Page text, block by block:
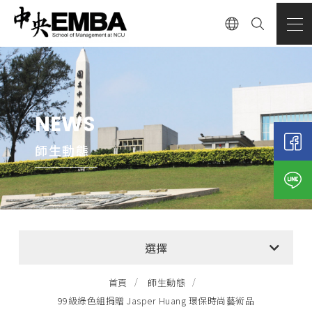
NEWS
師生動態
選擇
全部消息
EMBA招生公告
首頁
師生動態
99級綠色組捐贈 Jasper Huang 環保時尚藝術品